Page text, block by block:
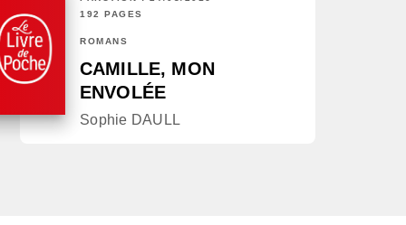
192 PAGES
ROMANS
CAMILLE, MON
ENVOLÉE
Sophie DAULL